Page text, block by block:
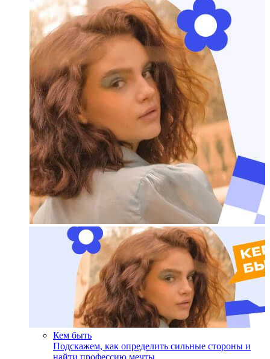
Кем быть
Подскажем, как определить сильные стороны и
найти профессию мечты